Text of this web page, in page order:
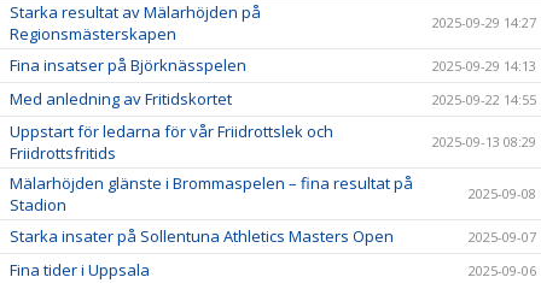
Starka resultat av Mälarhöjden på
Regionsmästerskapen
2025-09-29 14:27
Fina insatser på Björknässpelen 2025-09-29 14:13
Med anledning av Fritidskortet 2025-09-22 14:55
Uppstart för ledarna för vår Friidrottslek och
Friidrottsfritids
2025-09-13 08:29
Mälarhöjden glänste i Brommaspelen – fina resultat på
Stadion
2025-09-08
Starka insater på Sollentuna Athletics Masters Open 2025-09-07
Fina tider i Uppsala 2025-09-06